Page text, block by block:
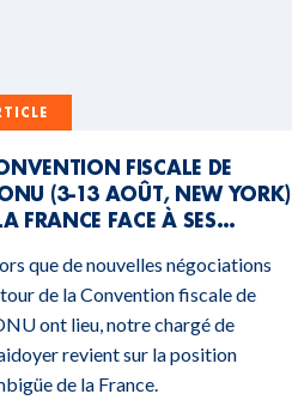
FISCALE DE
(3-13 AOÛT, NEW YORK)
FRANCE FACE À SES
que de nouvelles négociations
de la Convention fiscale de
ont lieu, notre chargé de
revient sur la position
de la France.